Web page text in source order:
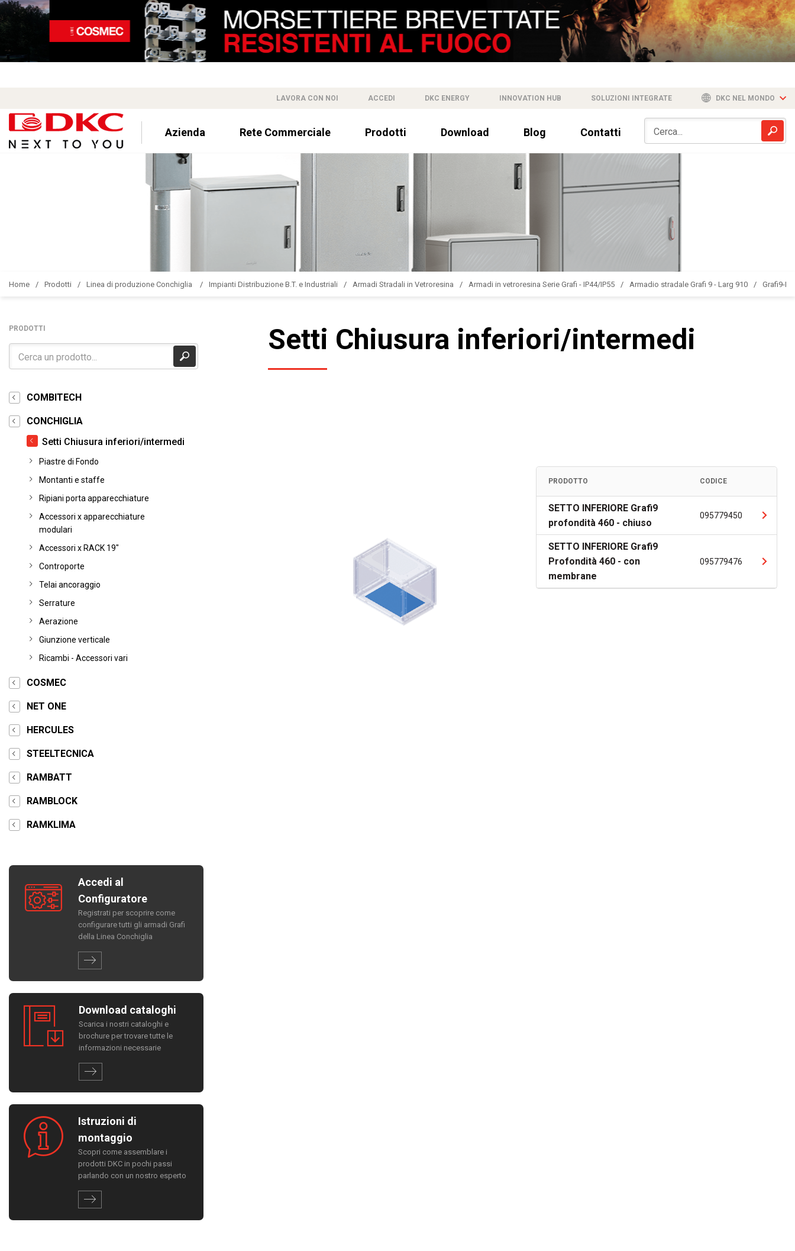
LAVORA CON NOI ACCEDI DKC ENERGY INNOVATION HUB SOLUZIONI INTEGRATE DKC NEL MONDO
Azienda Rete Commerciale Prodotti Download Blog Contatti
Home Prodotti Linea di produzione Conchiglia Impianti Distribuzione B.T. e Industriali Armadi Stradali in Vetroresina Armadi in vetroresina Serie Grafi - IP44/IP55 Armadio stradale Grafi 9 - Larg 910 Grafi9-
PRODOTTI
COMBITECH
CONCHIGLIA
Setti Chiusura inferiori/intermedi
Piastre di Fondo
Montanti e staffe
Ripiani porta apparecchiature
Accessori x apparecchiature
modulari
Accessori x RACK 19"
Controporte
Telai ancoraggio
Serrature
Aerazione
Giunzione verticale
Ricambi - Accessori vari
COSMEC
NET ONE
HERCULES
STEELTECNICA
RAMBATT
RAMBLOCK
RAMKLIMA
Accedi al
Configuratore
Registrati per scoprire come
configurare tutti gli armadi Grafi
della Linea Conchiglia
Download cataloghi
Scarica i nostri cataloghi e
brochure per trovare tutte le
informazioni necessarie
Istruzioni di
montaggio
Scopri come assemblare i
prodotti DKC in pochi passi
parlando con un nostro esperto
Setti Chiusura inferiori/intermedi
PRODOTTO CODICE
SETTO INFERIORE Grafi9
profondità 460 - chiuso
095779450
SETTO INFERIORE Grafi9
Profondità 460 - con
membrane
095779476